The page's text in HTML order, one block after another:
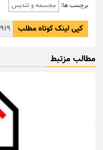
برچسب ها: مجسمه و تندیس
کپی لینک کوتاه مطلب
مطالب مزتبط